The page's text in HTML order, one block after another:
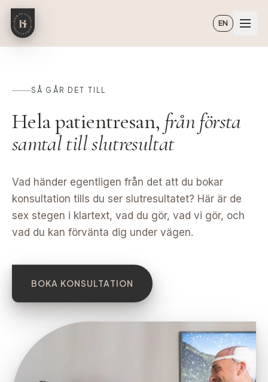
Hoppa till huvudinnehåll
EN
SÅ GÅR DET TILL
Hela patientresan, från första
samtal till slutresultat
Vad händer egentligen från det att du bokar
konsultation tills du ser slutresultatet? Här är de
sex stegen i klartext, vad du gör, vad vi gör, och
vad du kan förvänta dig under vägen.
BOKA KONSULTATION